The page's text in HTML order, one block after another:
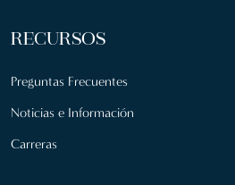
RECURSOS
Preguntas Frecuentes
Noticias e Información
Carreras